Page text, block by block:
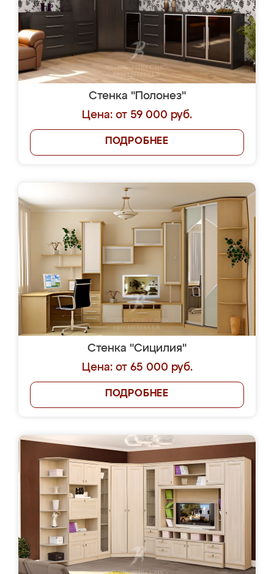
Стенка "Полонез"
Цена: от 59 000 руб.
ПОДРОБНЕЕ
Стенка "Сицилия"
Цена: от 65 000 руб.
ПОДРОБНЕЕ